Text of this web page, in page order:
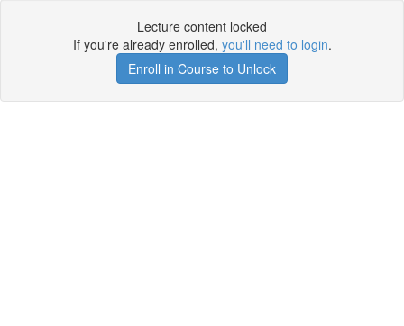
Lecture content locked
If you're already enrolled, you'll need to login.
Enroll in Course to Unlock